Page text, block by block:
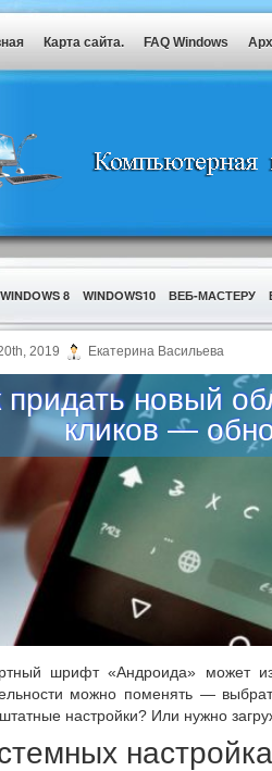
Карта сайта. FAQ Windows
WINDOWS 8 WINDOWS10 ВЕБ-МАСТЕРУ
2019 Екатерина Васильева
придать новый
кликов —
шрифт «Андроида» может
можно поменять —
настройки? Или нужно